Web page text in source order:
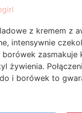
z kremem z
intensywnie
borówek zasmakuje
żywienia.
i borówek to